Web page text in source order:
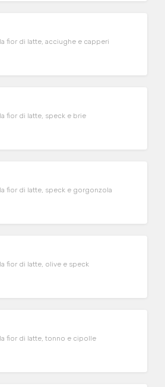
fior di latte, acciughe e capperi
fior di latte, speck e brie
fior di latte, speck e gorgonzola
fior di latte, olive e speck
fior di latte, tonno e cipolle